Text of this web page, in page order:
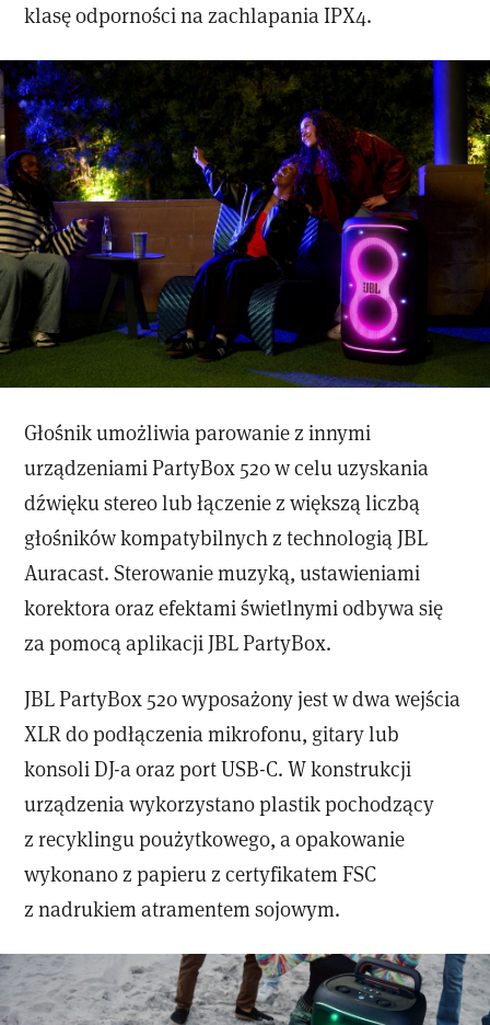
klasę odporności na zachlapania IPX4.
Głośnik umożliwia parowanie z innymi
urządzeniami PartyBox 520 w celu uzyskania
dźwięku stereo lub łączenie z większą liczbą
głośników kompatybilnych z technologią JBL
Auracast. Sterowanie muzyką, ustawieniami
korektora oraz efektami świetlnymi odbywa się
za pomocą aplikacji JBL PartyBox.
JBL PartyBox 520 wyposażony jest w dwa wejścia
XLR do podłączenia mikrofonu, gitary lub
konsoli DJ-a oraz port USB-C. W konstrukcji
urządzenia wykorzystano plastik pochodzący
z recyklingu poużytkowego, a opakowanie
wykonano z papieru z certyfikatem FSC
z nadrukiem atramentem sojowym.